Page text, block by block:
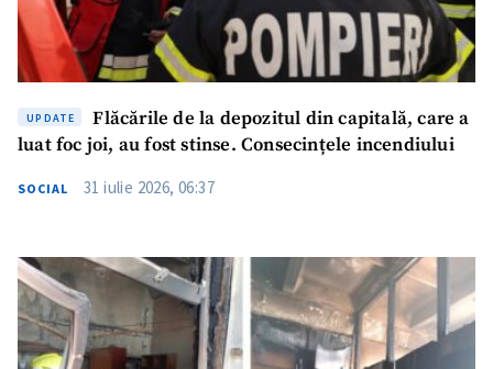
UPDATE
Flăcările de la depozitul din capitală, care a
luat foc joi, au fost stinse. Consecințele incendiului
SOCIAL 31 iulie 2026, 06:37